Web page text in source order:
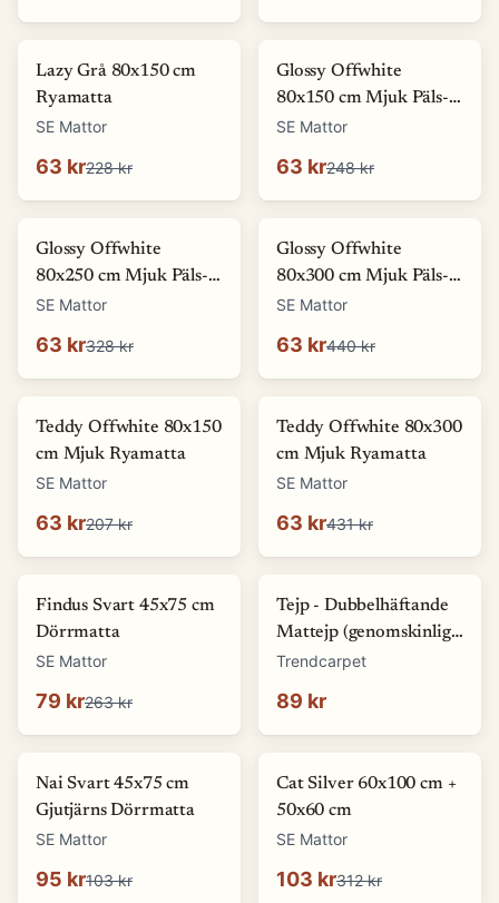
-
Lazy Grå 80x150 cm
Ryamatta
SE Mattor
63 kr228 kr
-75
Glossy Offwhite
80x150 cm Mjuk Päls-
look Matta
SE Mattor
63 kr248 kr
-81
Glossy Offwhite
80x250 cm Mjuk Päls-
look Matta
SE Mattor
63 kr328 kr
-86
Glossy Offwhite
80x300 cm Mjuk Päls-
look Matta
SE Mattor
63 kr440 kr
-69 %
Teddy Offwhite 80x150
cm Mjuk Ryamatta
SE Mattor
63 kr207 kr
-85 %
Teddy Offwhite 80x300
cm Mjuk Ryamatta
SE Mattor
63 kr431 kr
-70 %
Findus Svart 45x75 cm
Dörrmatta
SE Mattor
79 kr263 kr
Tejp - Dubbelhäftande
Mattejp (genomskinlig)
(Storlek: 5 x 1500 cm)
Trendcarpet
89 kr
-8 %
Nai Svart 45x75 cm
Gjutjärns Dörrmatta
SE Mattor
95 kr103 kr
-67 %
Cat Silver 60x100 cm +
50x60 cm
SE Mattor
103 kr312 kr